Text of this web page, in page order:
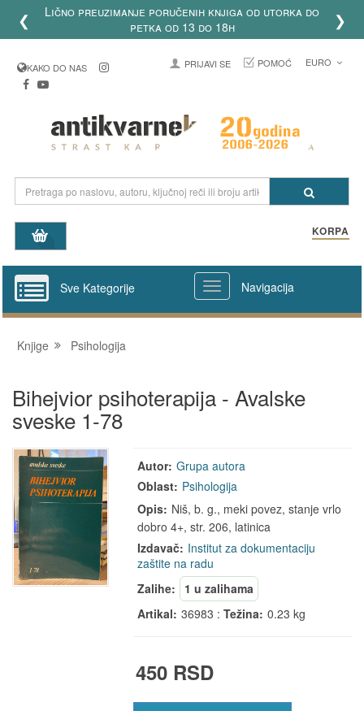
❮
Lično preuzimanje poručenih knjiga od utorka do
petka od 13 do 18h
❯
KAKO DO NAS PRIJAVI SE POMOĆ EURO
KORPA
Sve Kategorije Navigacija
Knjige Psihologija
Bihejvior psihoterapija - Avalske
sveske 1-78
Autor: Grupa autora
Oblast: Psihologija
Opis: Niš, b. g., meki povez, stanje vrlo
dobro 4+, str. 206, latinica
Izdavač: Institut za dokumentaciju
zaštite na radu
Zalihe:
1 u zalihama
Artikal: 36983 :Težina: 0.23 kg
450 RSD